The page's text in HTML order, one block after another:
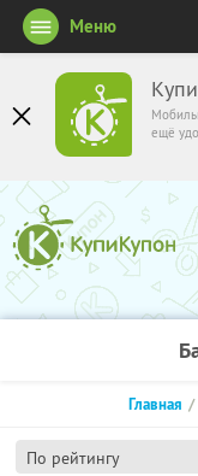
ещё
Меню
По рейтингу
Главная